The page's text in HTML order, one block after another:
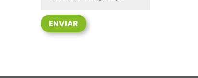
ENVIAR